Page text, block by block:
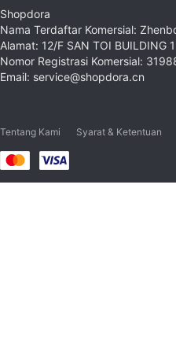
Shopdora
Nama Terdaftar Komersial:
Alamat: 12/F SAN TOI BUILDING
Nomor Registrasi Komersial:
Email: service@shopdora.cn
Tentang Kami Syarat & Ketentuan